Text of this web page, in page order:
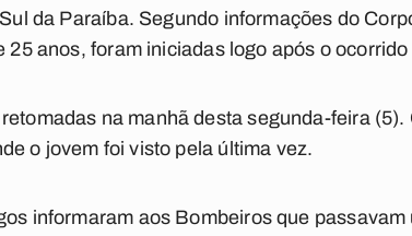
da Paraíba. Segundo informações do
25 anos, foram iniciadas logo após o
na manhã desta segunda-feira
o jovem foi visto pela última vez.
informaram aos Bombeiros que